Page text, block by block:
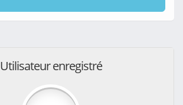
Utilisateur enregistré